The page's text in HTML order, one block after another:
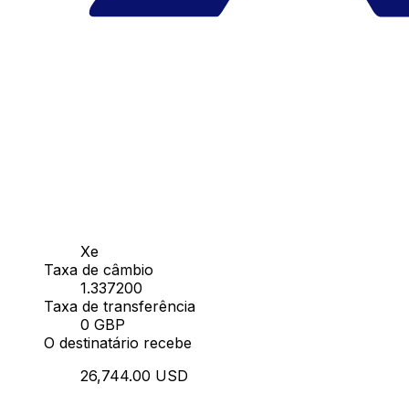
Xe
Taxa de câmbio
1.337200
Taxa de transferência
0 GBP
O destinatário recebe
26,744.00 USD